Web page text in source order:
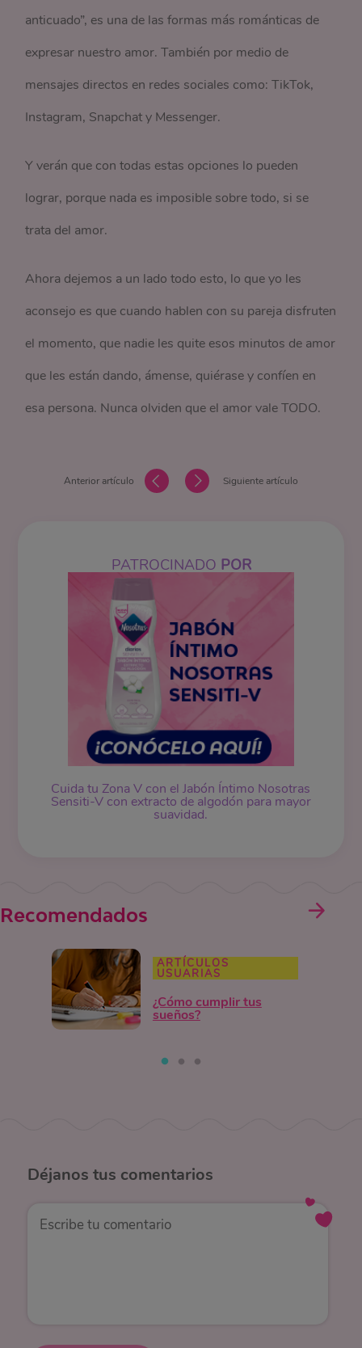
anticuado”, es una de las formas más románticas de
expresar nuestro amor. También por medio de
mensajes directos en redes sociales como: TikTok,
Instagram, Snapchat y Messenger.
Y verán que con todas estas opciones lo pueden
lograr, porque nada es imposible sobre todo, si se
trata del amor.
Ahora dejemos a un lado todo esto, lo que yo les
aconsejo es que cuando hablen con su pareja disfruten
el momento, que nadie les quite esos minutos de amor
que les están dando, ámense, quiérase y confíen en
esa persona. Nunca olviden que el amor vale TODO.
Anterior artículo Siguiente artículo
PATROCINADO POR
Cuida tu Zona V con el Jabón Íntimo Nosotras
Sensiti-V con extracto de algodón para mayor
suavidad.
Recomendados
ARTÍCULOS
USUARIAS
¿Cómo cumplir tus
sueños?
Déjanos tus comentarios